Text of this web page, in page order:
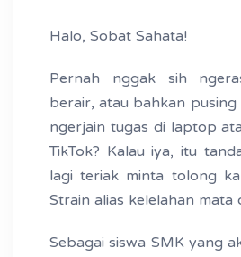
Halo, Sobat Sahata!
Pernah nggak sih
berair, atau bahkan pusing
ngerjain tugas di laptop
TikTok? Kalau iya, itu
lagi teriak minta tolong
Strain alias kelelahan mata
Sebagai siswa SMK yang